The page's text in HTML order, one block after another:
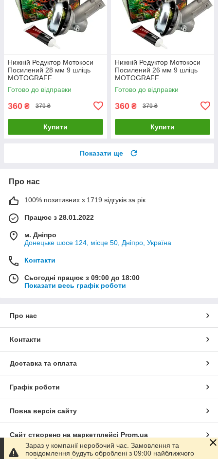
Нижній Редуктор Мотокоси
Посилений 28 мм 9 шліць
MOTOGRAFF
Готово до відправки
360 ₴ 379 ₴
Купити
Нижній Редуктор Мотокоси
Посилений 26 мм 9 шліць
MOTOGRAFF
Готово до відправки
360 ₴ 379 ₴
Купити
Показати ще
Про нас
100% позитивних з 1719 відгуків за рік
Працює з 28.01.2022
м. Дніпро
Донецьке шосе 124, місце 50, Дніпро, Україна
Контакти
Сьогодні працює з 09:00 до 18:00
Показати весь графік роботи
Про нас
Контакти
Доставка та оплата
Графік роботи
Повна версія сайту
Сайт створено на маркетплейсі Prom.ua
Зараз у компанії неробочий час. Замовлення та
повідомлення будуть оброблені з 09:00 найближчого